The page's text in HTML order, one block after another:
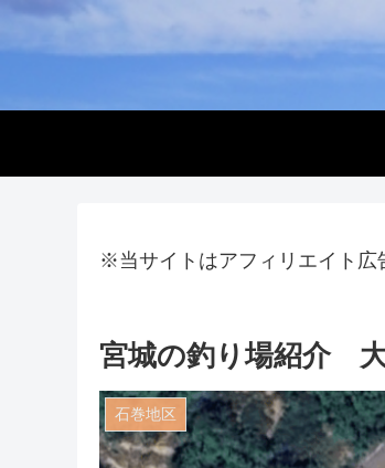
※当サイトはアフィリエイト広
宮城の釣り場紹介
石巻地区